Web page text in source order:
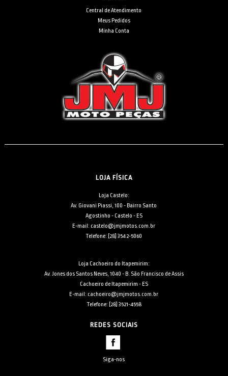
Central de Atendimento
Meus Pedidos
Minha Conta
LOJA FÍSICA
Loja Castelo:
Av. Giovani Piassi, 100 - Bairro Santo
Agostinho - Castelo - ES
E-mail: castelo@jmjmotos.com.br
Telefone: [28] 3542-5060
Loja Cachoeiro do Itapemirim:
Av. Jones dos Santos Neves, 1040 - B. São Francisco de Assis
Cachoeiro de Itapemirim - ES
E-mail: cachoeiro@jmjmotos.com.br
Telefone: [28] 3521-4558
REDES SOCIAIS
Siga-nos